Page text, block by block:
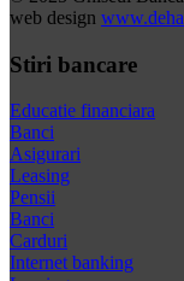
web design
Stiri bancare
Educatie financiara
Banci
Asigurari
Leasing
Pensii
Banci
Carduri
Internet banking